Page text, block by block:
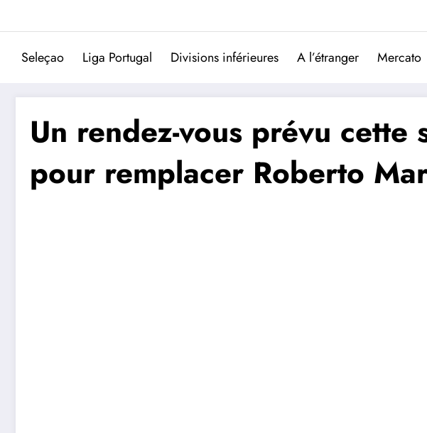
Seleçao Liga Portugal Divisions inférieures A l’étranger Mercato
Un rendez-vous prévu cette
pour remplacer Roberto